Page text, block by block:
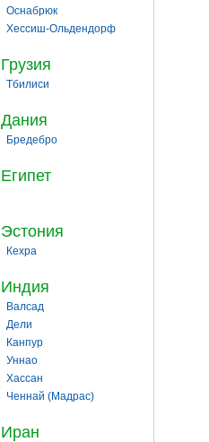
Оснабрюк
Хессиш-Ольдендорф
Грузия
Тбилиси
Дания
Бредебро
Египет
Эстония
Кехра
Индия
Валсад
Дели
Канпур
Уннао
Хассан
Ченнай (Мадрас)
Иран